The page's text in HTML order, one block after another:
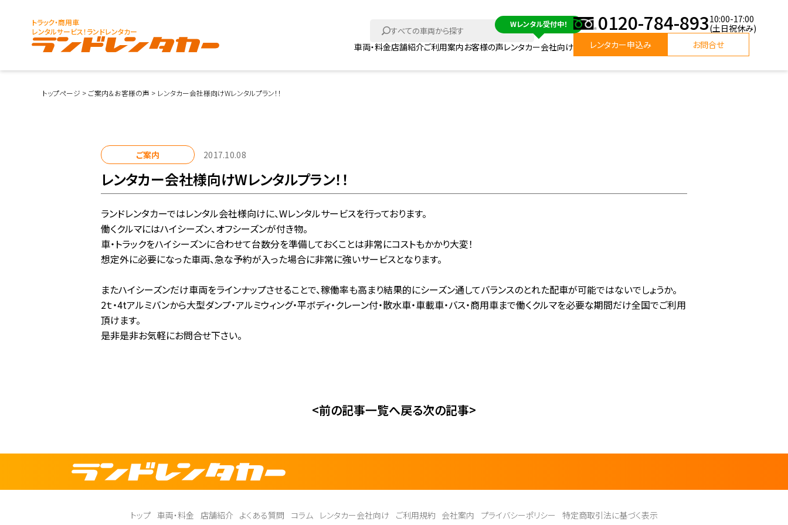
トラック・商用車
レンタルサービス！ランドレンタカー
車両・料金店舗紹介ご利用案内お客様の声レンタカー会社向け
0120-784-89310:00-17:00
(土日祝休み)
レンタカー申込み
お問合せ
トップページ > ご案内＆お客様の声 > レンタカー会社様向けWレンタルプラン！！
ご案内 2017.10.08
レンタカー会社様向けWレンタルプラン！！
ランドレンタカーではレンタル会社様向けに、Wレンタルサービスを行っております。
働くクルマにはハイシーズン、オフシーズンが付き物。
車・トラックをハイシーズンに合わせて台数分を準備しておくことは非常にコストもかかり大変！
想定外に必要になった車両、急な予約が入った場合に非常に強いサービスとなります。
またハイシーズンだけ車両をラインナップさせることで、稼働率も高まり結果的にシーズン通してバランスのとれた配車が可能ではないでしょうか。
2ｔ・4tアルミバンから大型ダンプ・アルミウィング・平ボディ・クレーン付・散水車・車載車・バス・商用車まで働くクルマを必要な期間だけ全国でご利用
頂けます。
是非是非お気軽にお問合せ下さい。
<前の記事一覧へ戻る次の記事>
トップ 車両・料金 店舗紹介 よくある質問 コラム レンタカー会社向け ご利用規約 会社案内 プライバシーポリシー 特定商取引法に基づく表示